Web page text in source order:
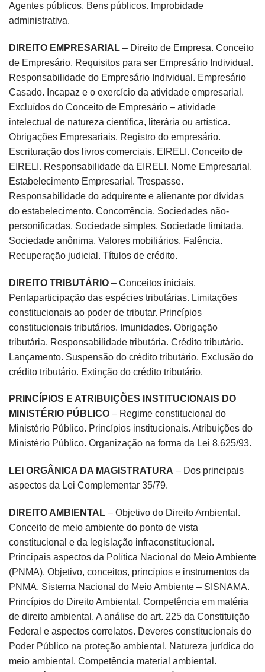
Agentes públicos. Bens públicos. Improbidade
administrativa.
DIREITO EMPRESARIAL – Direito de Empresa. Conceito
de Empresário. Requisitos para ser Empresário Individual.
Responsabilidade do Empresário Individual. Empresário
Casado. Incapaz e o exercício da atividade empresarial.
Excluídos do Conceito de Empresário – atividade
intelectual de natureza científica, literária ou artística.
Obrigações Empresariais. Registro do empresário.
Escrituração dos livros comerciais. EIRELI. Conceito de
EIRELI. Responsabilidade da EIRELI. Nome Empresarial.
Estabelecimento Empresarial. Trespasse.
Responsabilidade do adquirente e alienante por dívidas
do estabelecimento. Concorrência. Sociedades não-
personificadas. Sociedade simples. Sociedade limitada.
Sociedade anônima. Valores mobiliários. Falência.
Recuperação judicial. Títulos de crédito.
DIREITO TRIBUTÁRIO – Conceitos iniciais.
Pentaparticipação das espécies tributárias. Limitações
constitucionais ao poder de tributar. Princípios
constitucionais tributários. Imunidades. Obrigação
tributária. Responsabilidade tributária. Crédito tributário.
Lançamento. Suspensão do crédito tributário. Exclusão do
crédito tributário. Extinção do crédito tributário.
PRINCÍPIOS E ATRIBUIÇÕES INSTITUCIONAIS DO
MINISTÉRIO PÚBLICO – Regime constitucional do
Ministério Público. Princípios institucionais. Atribuições do
Ministério Público. Organização na forma da Lei 8.625/93.
LEI ORGÂNICA DA MAGISTRATURA – Dos principais
aspectos da Lei Complementar 35/79.
DIREITO AMBIENTAL – Objetivo do Direito Ambiental.
Conceito de meio ambiente do ponto de vista
constitucional e da legislação infraconstitucional.
Principais aspectos da Política Nacional do Meio Ambiente
(PNMA). Objetivo, conceitos, princípios e instrumentos da
PNMA. Sistema Nacional do Meio Ambiente – SISNAMA.
Princípios do Direito Ambiental. Competência em matéria
de direito ambiental. A análise do art. 225 da Constituição
Federal e aspectos correlatos. Deveres constitucionais do
Poder Público na proteção ambiental. Natureza jurídica do
meio ambiental. Competência material ambiental.